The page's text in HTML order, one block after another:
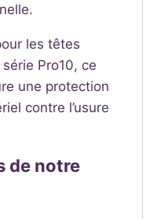
les têtes
Pro10, ce
une protection
contre l’usure
de notre